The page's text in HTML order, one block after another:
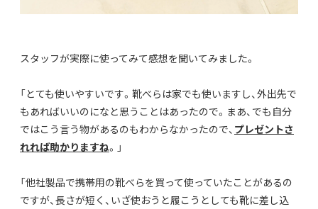
スタッフが実際に使ってみて感想を聞いてみました。
「とても使いやすいです。靴べらは家でも使いますし、外出先で
もあればいいのになと思うことはあったので。まあ、でも自分
ではこう言う物があるのもわからなかったので、 プレゼントさ
れれば助かりますね。」
「他社製品で携帯用の靴べらを買って使っていたことがあるの
ですが、長さが短く、いざ使おうと履こうとしても靴に差し込